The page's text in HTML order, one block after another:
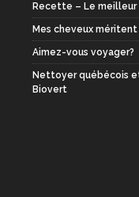
Recette – Le meilleur
Mes cheveux
Aimez-vous voyager?
Nettoyer québécois
Biovert